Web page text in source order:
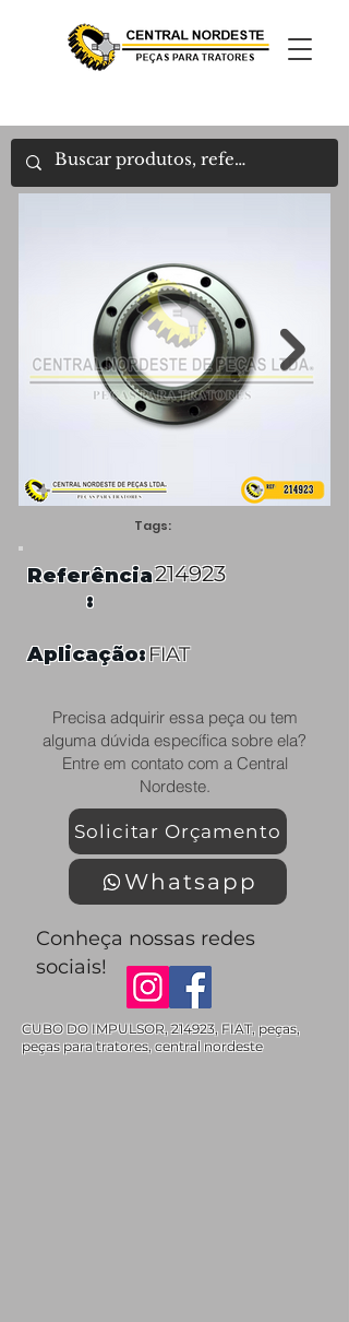
Tags:
Referência
:
214923
Aplicação:FIAT
Precisa adquirir essa peça ou tem
alguma dúvida específica sobre ela?
Entre em contato com a Central
Nordeste.
Solicitar Orçamento
Whatsapp
Conheça nossas redes
sociais!
CUBO DO IMPULSOR, 214923, FIAT, peças,
peças para tratores, central nordeste